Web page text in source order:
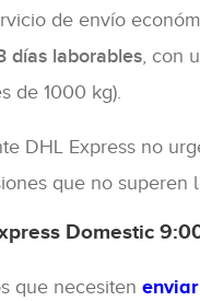
de envío
días laborables, con
de 1000 kg).
DHL Express no
que no superen
Domestic
que necesiten